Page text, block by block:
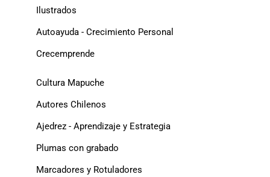
Ilustrados
Autoayuda - Crecimiento Personal
Crecemprende
Cultura Mapuche
Autores Chilenos
Ajedrez - Aprendizaje y Estrategia
Plumas con grabado
Marcadores y Rotuladores